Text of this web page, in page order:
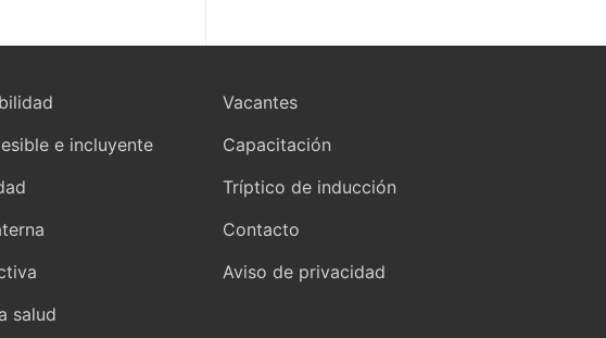
e incluyente
salud
Vacantes
Capacitación
Tríptico de inducción
Contacto
Aviso de privacidad